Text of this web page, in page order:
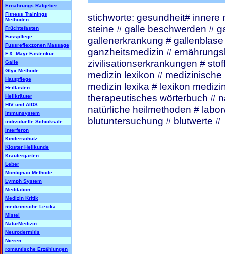
Ernährungs Ratgeber
Fitness Trainings
Methoden
Früchtefasten
Fusspflege
Fussreflexzonen Massage
F.X. Mayr Fastenkur
Galle
Glyx Methode
Hautpflege
Heilfasten
Heilkräuter
HIV und AIDS
Immunsystem
individuelle Schicksale
Interferon
Kinderschutz
Kloster Heilkunde
Kräutergarten
Leber
Montignac Methode
Lymph System
Meditation
Medizin Kritik
medizinische Lexika
Mistel
NaturMedizin
Neurodermitis
Nieren
romantische Erzählungen
stichworte: gesundheit# innere
steine # galle beschwerden #
gallenerkrankung #
ganzheitsmedizin #
zivilisationserkrankungen #
medizin lexikon #
medizin lexika # lexikon
therapeutisches wörterbuch #
natürliche heilmethoden #
blutuntersuchung # blutwerte #